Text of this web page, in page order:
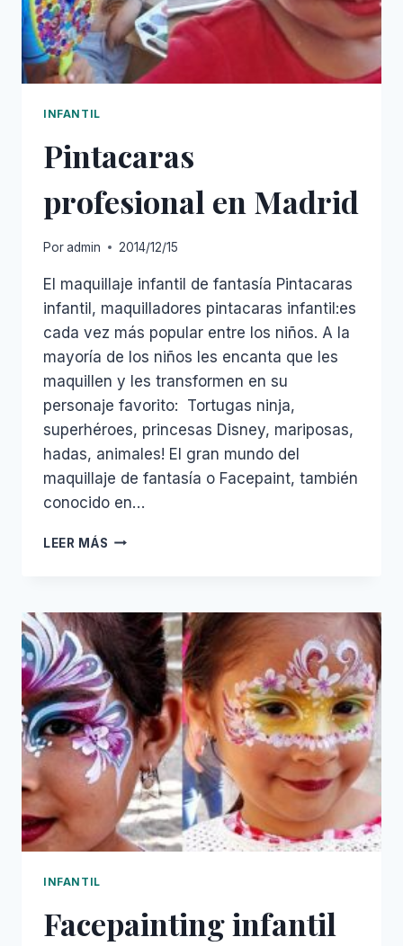
INFANTIL
Pintacaras
profesional en Madrid
Poradmin 2014/12/15
El maquillaje infantil de fantasía Pintacaras
infantil, maquilladores pintacaras infantil:es
cada vez más popular entre los niños. A la
mayoría de los niños les encanta que les
maquillen y les transformen en su
personaje favorito: Tortugas ninja,
superhéroes, princesas Disney, mariposas,
hadas, animales! El gran mundo del
maquillaje de fantasía o Facepaint, también
conocido en…
LEER MÁS PINTACARAS
INFANTIL
Facepainting infantil